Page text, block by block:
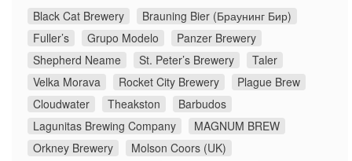
Black Cat Brewery
Brauning Bier (Браунинг Бир)
Fuller’s
Grupo Modelo
Panzer Brewery
Shepherd Neame
St. Peter’s Brewery
Taler
Velka Morava
Rocket City Brewery
Plague Brew
Cloudwater
Theakston
Barbudos
Lagunitas Brewing Company
MAGNUM BREW
Orkney Brewery
Molson Coors (UK)